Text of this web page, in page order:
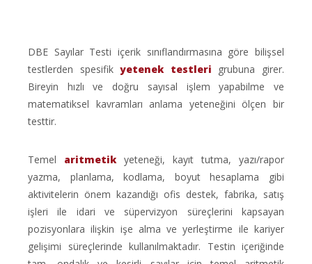
DBE Sayılar Testi içerik sınıflandırmasına göre bilişsel
testlerden spesifikyetenek testleri grubuna girer.
Bireyin hızlı ve doğru sayısal işlem yapabilme ve
matematiksel kavramları anlama yeteneğini ölçen bir
testtir.
Temel aritmetikyeteneği, kayıt tutma, yazı/rapor
yazma, planlama, kodlama, boyut hesaplama gibi
aktivitelerin önem kazandığı ofis destek, fabrika, satış
işleri ile idari ve süpervizyon süreçlerini kapsayan
pozisyonlara ilişkin işe alma ve yerleştirme ile kariyer
gelişimi süreçlerinde kullanılmaktadır. Testin içeriğinde